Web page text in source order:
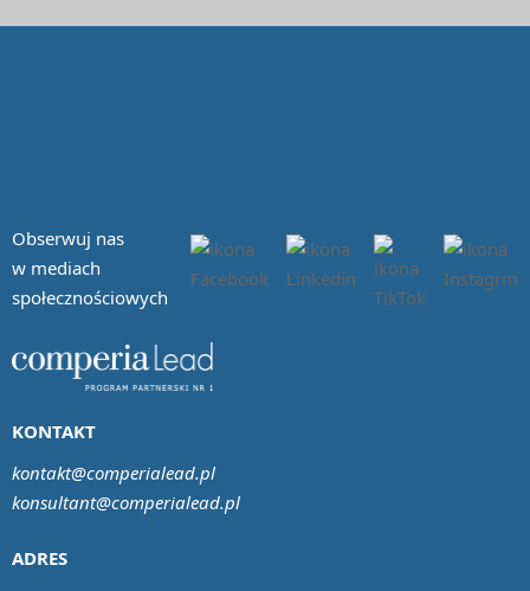
Obserwuj nas
w mediach
społecznościowych
ADRES
KONTAKT
kontakt@comperialead.pl
konsultant@comperialead.pl